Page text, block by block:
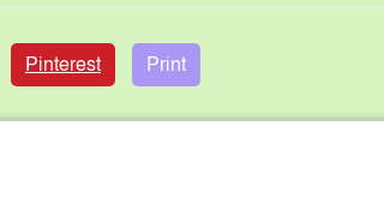
Pinterest Print